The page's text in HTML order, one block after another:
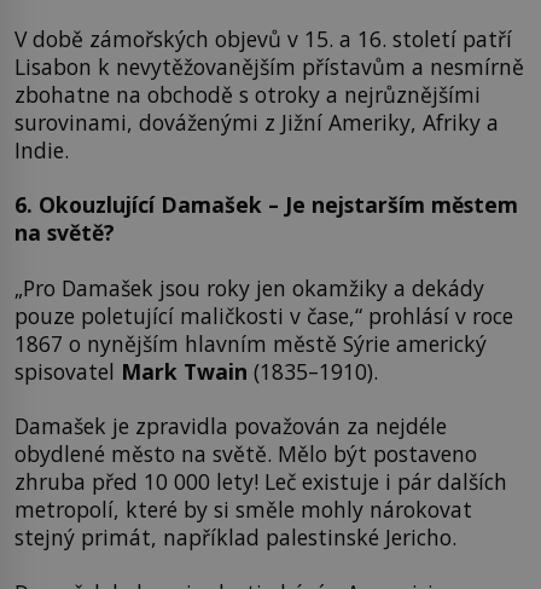
V době zámořských objevů v 15. a 16. století patří
Lisabon k nevytěžovanějším přístavům a nesmírně
zbohatne na obchodě s otroky a nejrůznějšími
surovinami, dováženými z Jižní Ameriky, Afriky a
Indie.
6. Okouzlující Damašek – Je nejstarším městem
na světě?
„Pro Damašek jsou roky jen okamžiky a dekády
pouze poletující maličkosti v čase,“ prohlásí v roce
1867 o nynějším hlavním městě Sýrie americký
spisovatel Mark Twain (1835–1910).
Damašek je zpravidla považován za nejdéle
obydlené město na světě. Mělo být postaveno
zhruba před 10 000 lety! Leč existuje i pár dalších
metropolí, které by si směle mohly nárokovat
stejný primát, například palestinské Jericho.